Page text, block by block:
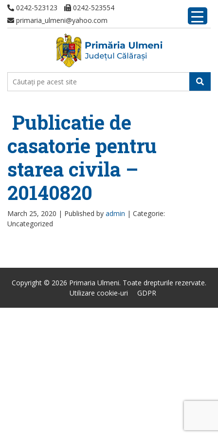
0242-523123
0242-523554
primaria_ulmeni@yahoo.com
Publicatie de
casatorie pentru
starea civila –
20140820
March 25, 2020 | Published by admin | Categorie:
Uncategorized
Copyright © 2026 Primaria Ulmeni. Toate drepturile rezervate.
Utilizare cookie-uri
GDPR